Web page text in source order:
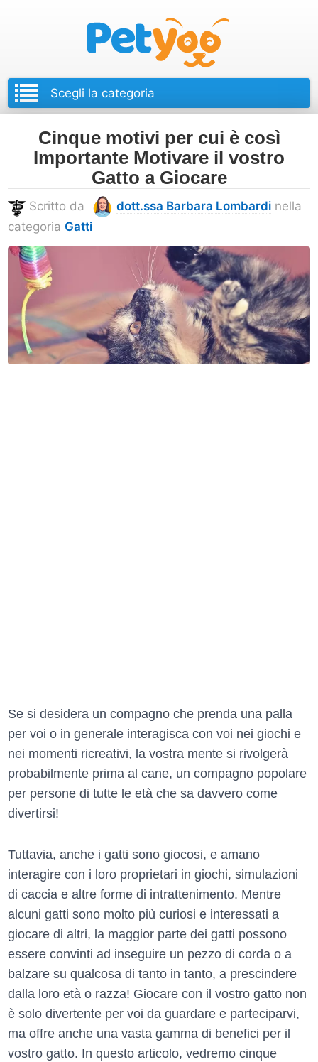
Cinque motivi per cui è così
Importante Motivare il vostro
Gatto a Giocare
Scritto da dott.ssa Barbara Lombardi nella
categoria Gatti
Se si desidera un compagno che prenda una palla
per voi o in generale interagisca con voi nei giochi e
nei momenti ricreativi, la vostra mente si rivolgerà
probabilmente prima al cane, un compagno popolare
per persone di tutte le età che sa davvero come
divertirsi!
Tuttavia, anche i gatti sono giocosi, e amano
interagire con i loro proprietari in giochi, simulazioni
di caccia e altre forme di intrattenimento. Mentre
alcuni gatti sono molto più curiosi e interessati a
giocare di altri, la maggior parte dei gatti possono
essere convinti ad inseguire un pezzo di corda o a
balzare su qualcosa di tanto in tanto, a prescindere
dalla loro età o razza! Giocare con il vostro gatto non
è solo divertente per voi da guardare e parteciparvi,
ma offre anche una vasta gamma di benefici per il
vostro gatto. In questo articolo, vedremo cinque